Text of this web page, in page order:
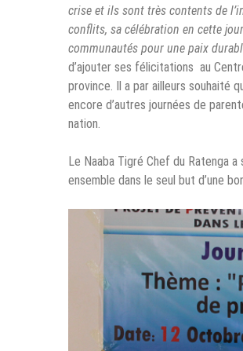
crise et ils sont très contents de
conflits, sa célébration en cette
communautés pour une paix
d’ajouter ses félicitations au
province. Il a par ailleurs souhaité
encore d’autres journées de
nation.
Le Naaba Tigré Chef du Ratenga
ensemble dans le seul but d’une